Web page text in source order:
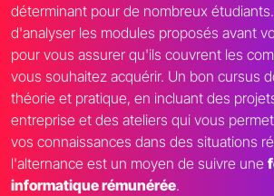
déterminant pour de nombreux
d'analyser les modules proposés avant
pour vous assurer qu'ils couvrent les
vous souhaitez acquérir. Un bon cursus
théorie et pratique, en incluant des
entreprise et des ateliers qui vous
vos connaissances dans des situations
l'alternance est un moyen de suivre une
informatique rémunérée.